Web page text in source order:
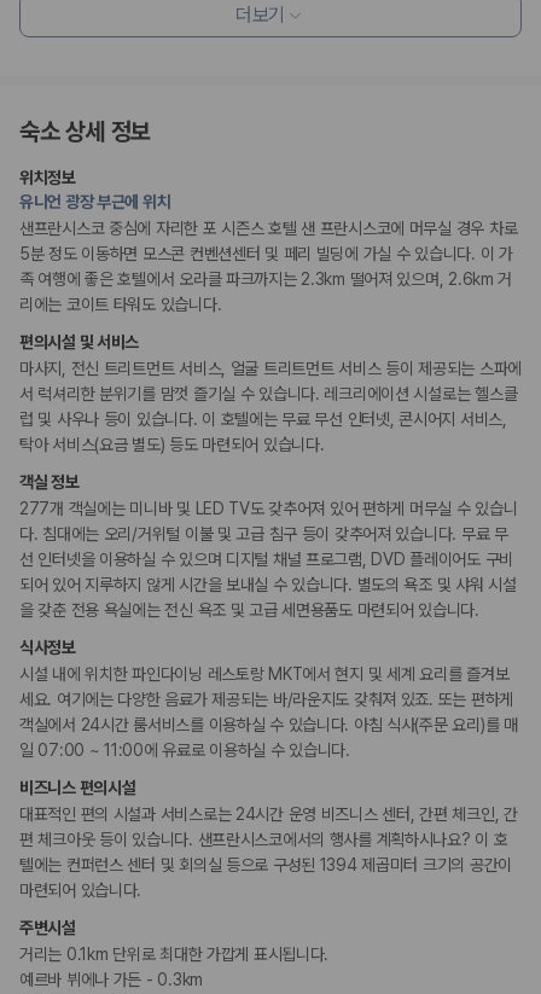
리셉션 서비스
주차 대행
드라이클리닝/세탁서비스
콘시어지 서비스
짐 보관 서비스
간편 체크인/체크아웃
포터/벨보이
다국어 구사 가능 직원
웰빙 및 피트니스
피트니스/헬스시설
사우나/스파
액티비티
수영장
보트투어
요가/필라테스
키즈
돌봄 서비스
비즈니스
비즈니스 센터
컨퍼런스 센터
회의공간
연회장
장애인 편의시설
점자 표시
휠체어 이용 가능 화장실
휠체어로 이용 가능
흡연 시설
금연 숙박 시설
더보기
숙소 상세 정보
위치정보
유니언 광장 부근에 위치
샌프란시스코 중심에 자리한 포 시즌스 호텔 샌 프란시스코에 머무실 경우 차로
5분 정도 이동하면 모스콘 컨벤션센터 및 페리 빌딩에 가실 수 있습니다. 이 가
족 여행에 좋은 호텔에서 오라클 파크까지는 2.3km 떨어져 있으며, 2.6km 거
리에는 코이트 타워도 있습니다.
편의시설 및 서비스
마사지, 전신 트리트먼트 서비스, 얼굴 트리트먼트 서비스 등이 제공되는 스파에
서 럭셔리한 분위기를 맘껏 즐기실 수 있습니다. 레크리에이션 시설로는 헬스클
럽 및 사우나 등이 있습니다. 이 호텔에는 무료 무선 인터넷, 콘시어지 서비스,
탁아 서비스(요금 별도) 등도 마련되어 있습니다.
객실 정보
277개 객실에는 미니바 및 LED TV도 갖추어져 있어 편하게 머무실 수 있습니
다. 침대에는 오리/거위털 이불 및 고급 침구 등이 갖추어져 있습니다. 무료 무
선 인터넷을 이용하실 수 있으며 디지털 채널 프로그램, DVD 플레이어도 구비
되어 있어 지루하지 않게 시간을 보내실 수 있습니다. 별도의 욕조 및 샤워 시설
을 갖춘 전용 욕실에는 전신 욕조 및 고급 세면용품도 마련되어 있습니다.
식사정보
시설 내에 위치한 파인다이닝 레스토랑 MKT에서 현지 및 세계 요리를 즐겨보
세요. 여기에는 다양한 음료가 제공되는 바/라운지도 갖춰져 있죠. 또는 편하게
객실에서 24시간 룸서비스를 이용하실 수 있습니다. 아침 식사(주문 요리)를 매
일 07:00 ~ 11:00에 유료로 이용하실 수 있습니다.
비즈니스 편의시설
대표적인 편의 시설과 서비스로는 24시간 운영 비즈니스 센터, 간편 체크인, 간
편 체크아웃 등이 있습니다. 샌프란시스코에서의 행사를 계획하시나요? 이 호
텔에는 컨퍼런스 센터 및 회의실 등으로 구성된 1394 제곱미터 크기의 공간이
마련되어 있습니다.
주변시설
거리는 0.1km 단위로 최대한 가깝게 표시됩니다.
예르바 뷔에나 가든 - 0.3km